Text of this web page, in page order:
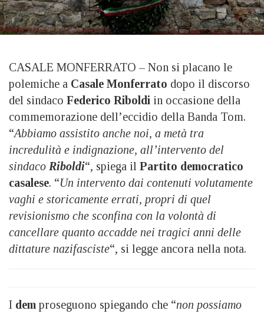
CASALE MONFERRATO – Non si placano le
polemiche a Casale Monferrato dopo il discorso
del sindaco Federico Riboldi in occasione della
commemorazione dell’eccidio della Banda Tom.
“Abbiamo assistito anche noi, a metà tra
incredulità e indignazione, all’intervento del
sindaco Riboldi“, spiega il Partito democratico
casalese. “Un intervento dai contenuti volutamente
vaghi e storicamente errati, propri di quel
revisionismo che sconfina con la volontà di
cancellare quanto accadde nei tragici anni delle
dittature nazifasciste“, si legge ancora nella nota.
I dem proseguono spiegando che “non possiamo